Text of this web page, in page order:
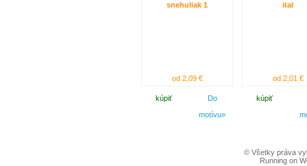
snehuliak 1
od 2,09 €
kúpiť
Do
motívu»
ital
od 2,01 €
kúpiť
© Všetky práva
Running on